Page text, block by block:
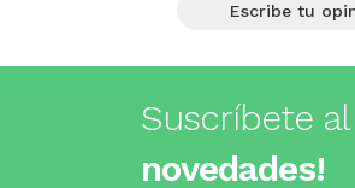
Escribe tu
Suscríbete
novedades!